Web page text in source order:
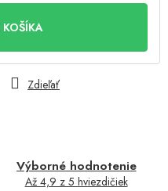
Výborné hodnotenie
Až 4,9 z 5 hviezdičiek
Zdieľať